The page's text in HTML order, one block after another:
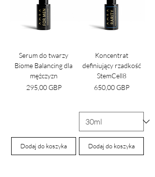
Serum do twarzy
Biome Balancing dla
mężczyzn
Cena
295,00 GBP
Dodaj do koszyka
Koncentrat
definiujący rzadkość
StemCell8
Cena
650,00 GBP
Dodaj do koszyka